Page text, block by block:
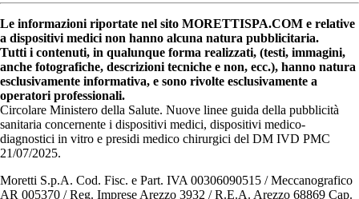
Le informazioni riportate nel sito MORETTISPA.COM e relative
a dispositivi medici non hanno alcuna natura pubblicitaria.
Tutti i contenuti, in qualunque forma realizzati, (testi, immagini,
anche fotografiche, descrizioni tecniche e non, ecc.), hanno natura
esclusivamente informativa, e sono rivolte esclusivamente a
operatori professionali.
Circolare Ministero della Salute. Nuove linee guida della pubblicità
sanitaria concernente i dispositivi medici, dispositivi medico-
diagnostici in vitro e presidi medico chirurgici del DM IVD PMC
21/07/2025.
Moretti S.p.A. Cod. Fisc. e Part. IVA 00306090515 / Meccanografico
AR 005370 / Reg. Imprese Arezzo 3932 / R.E.A. Arezzo 68869 Cap.